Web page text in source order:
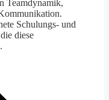
Teamdynamik,
Schulungs- und
diese